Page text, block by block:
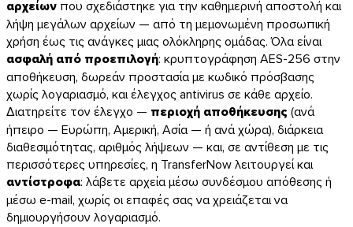
Chrome & Gmail
αρχείων που σχεδιάστηκε για την καθημερινή αποστολή και
λήψη μεγάλων αρχείων — από τη μεμονωμένη προσωπική
χρήση έως τις ανάγκες μιας ολόκληρης ομάδας. Όλα είναι
ασφαλή από προεπιλογή: κρυπτογράφηση AES-256 στην
αποθήκευση, δωρεάν προστασία με κωδικό πρόσβασης
χωρίς λογαριασμό, και έλεγχος antivirus σε κάθε αρχείο.
Διατηρείτε τον έλεγχο — περιοχή αποθήκευσης (ανά
ήπειρο — Ευρώπη, Αμερική, Ασία — ή ανά χώρα), διάρκεια
διαθεσιμότητας, αριθμός λήψεων — και, σε αντίθεση με τις
περισσότερες υπηρεσίες, η TransferNow λειτουργεί και
αντίστροφα: λάβετε αρχεία μέσω συνδέσμου απόθεσης ή
μέσω e-mail, χωρίς οι επαφές σας να χρειάζεται να
δημιουργήσουν λογαριασμό.